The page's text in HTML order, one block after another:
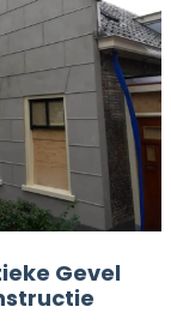
Gevel